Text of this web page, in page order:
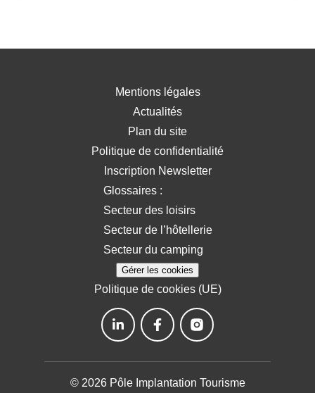
Mentions légales
Actualités
Plan du site
Politique de confidentialité
Inscription Newsletter
Glossaires :
Secteur des loisirs
Secteur de l’hôtellerie
Secteur du camping
Gérer les cookies
Politique de cookies (UE)
© 2026 Pôle Implantation Tourisme